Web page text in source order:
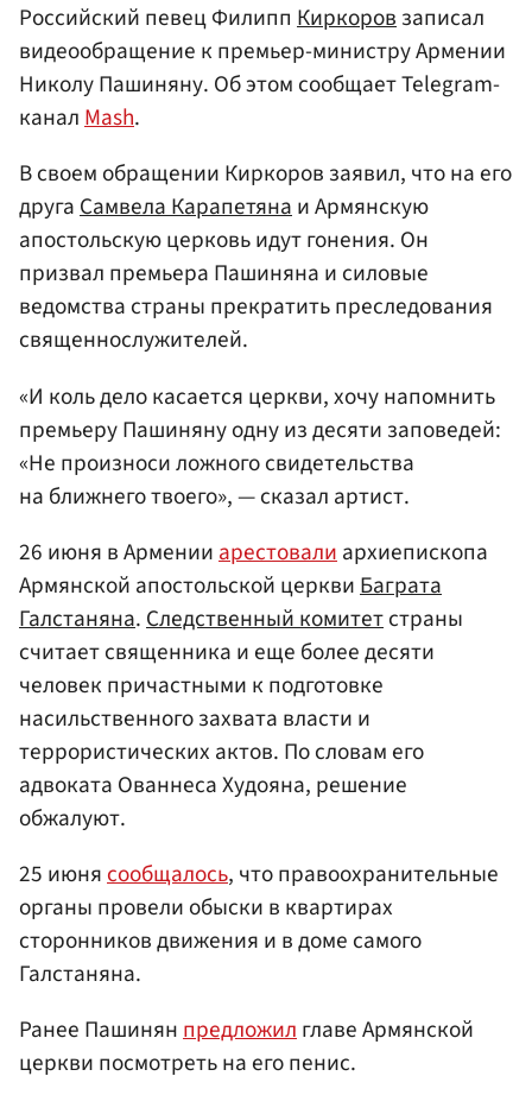
Российский певец Филипп Киркоровзаписал
видеообращение к премьер-министру Армении
Николу Пашиняну. Об этом сообщает Telegram-
каналMash.
В своем обращении Киркоров заявил, что на его
другаСамвела Карапетянаи Армянскую
апостольскую церковь идут гонения. Он
призвал премьера Пашиняна и силовые
ведомства страны прекратить преследования
священнослужителей.
«И коль дело касается церкви, хочу напомнить
премьеру Пашиняну одну из десяти заповедей:
«Не произноси ложного свидетельства
на ближнего твоего», — сказал артист.
26 июня в Арменииарестовалиархиепископа
Армянской апостольской церквиБаграта
Галстаняна.Следственный комитетстраны
считает священника и еще более десяти
человек причастными к подготовке
насильственного захвата власти и
террористических актов. По словам его
адвоката Ованнеса Худояна, решение
обжалуют.
25 июнясообщалось, что правоохранительные
органы провели обыски в квартирах
сторонников движения и в доме самого
Галстаняна.
Ранее Пашинянпредложилглаве Армянской
церкви посмотреть на его пенис.